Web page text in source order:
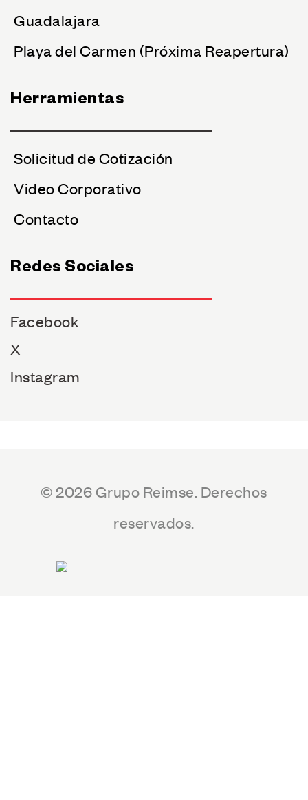
Guadalajara
Playa del Carmen (Próxima Reapertura)
Herramientas
Solicitud de Cotización
Video Corporativo
Contacto
Redes Sociales
Facebook
X
Instagram
© 2026 Grupo Reimse. Derechos
reservados.